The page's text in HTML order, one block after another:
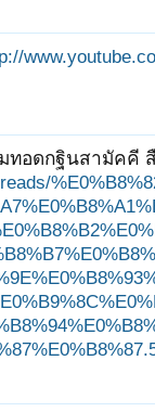
ทอดกฐินสามัคคี